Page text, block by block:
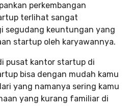
perkembangan
terlihat sangat
segudang keuntungan yang
startup oleh karyawannya.
pusat kantor startup di
bisa dengan mudah kamu
yang namanya sering kamu
yang kurang familiar di